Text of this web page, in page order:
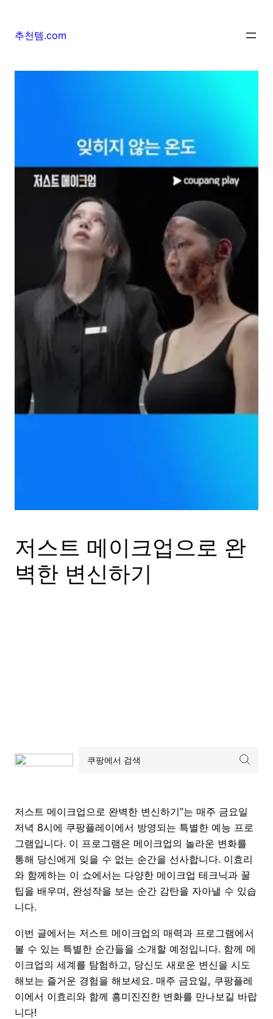
추천템.com
저스트 메이크업으로 완
벽한 변신하기
저스트 메이크업으로 완벽한 변신하기”는 매주 금요일
저녁 8시에 쿠팡플레이에서 방영되는 특별한 예능 프로
그램입니다. 이 프로그램은 메이크업의 놀라운 변화를
통해 당신에게 잊을 수 없는 순간을 선사합니다. 이효리
와 함께하는 이 쇼에서는 다양한 메이크업 테크닉과 꿀
팁을 배우며, 완성작을 보는 순간 감탄을 자아낼 수 있습
니다.
이번 글에서는 저스트 메이크업의 매력과 프로그램에서
볼 수 있는 특별한 순간들을 소개할 예정입니다. 함께 메
이크업의 세계를 탐험하고, 당신도 새로운 변신을 시도
해보는 즐거운 경험을 해보세요. 매주 금요일, 쿠팡플레
이에서 이효리와 함께 흥미진진한 변화를 만나보길 바랍
니다!